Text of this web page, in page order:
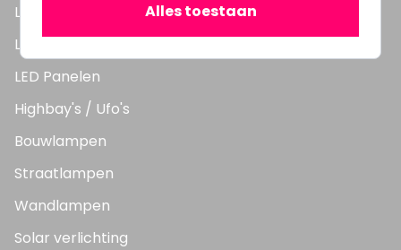
LED Lampen
LED TL Buizen
LED Panelen
Highbay's / Ufo's
Bouwlampen
Straatlampen
Wandlampen
Solar verlichting
Alles toestaan